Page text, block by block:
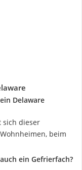
Delaware
sich dieser
beim
ein Gefrierfach?